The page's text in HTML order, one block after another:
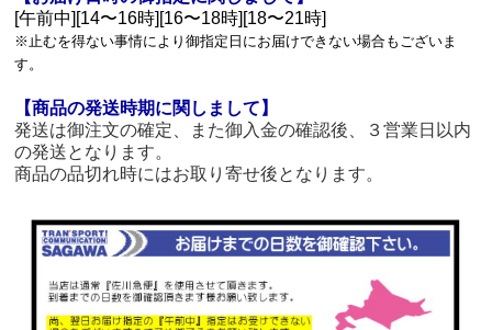
[午前中][14〜16時][16〜18時][18〜21時]
※止むを得ない事情により御指定日にお届けできない場合もございま
す。
【商品の発送時期に関しまして】
発送は御注文の確定、また御入金の確認後、３営業日以内
の発送となります。
商品の品切れ時にはお取り寄せ後となります。